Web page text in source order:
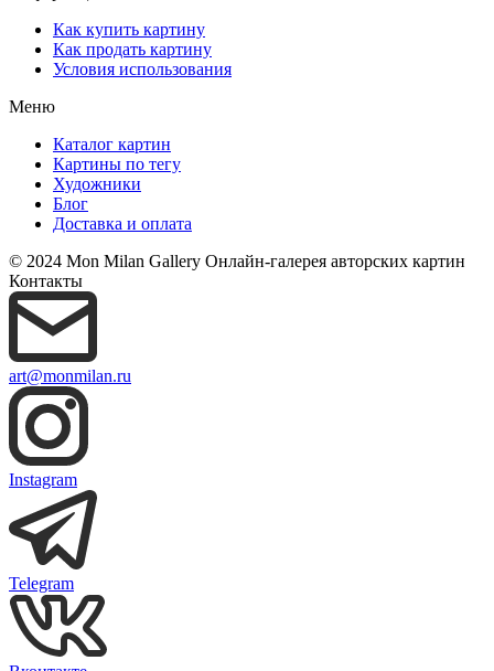
Как купить картину
Как продать картину
Условия использования
Меню
Каталог картин
Картины по тегу
Художники
Блог
Доставка и оплата
© 2024 Mon Milan Gallery Онлайн-галерея авторских картин
Контакты
art@monmilan.ru
Instagram
Telegram